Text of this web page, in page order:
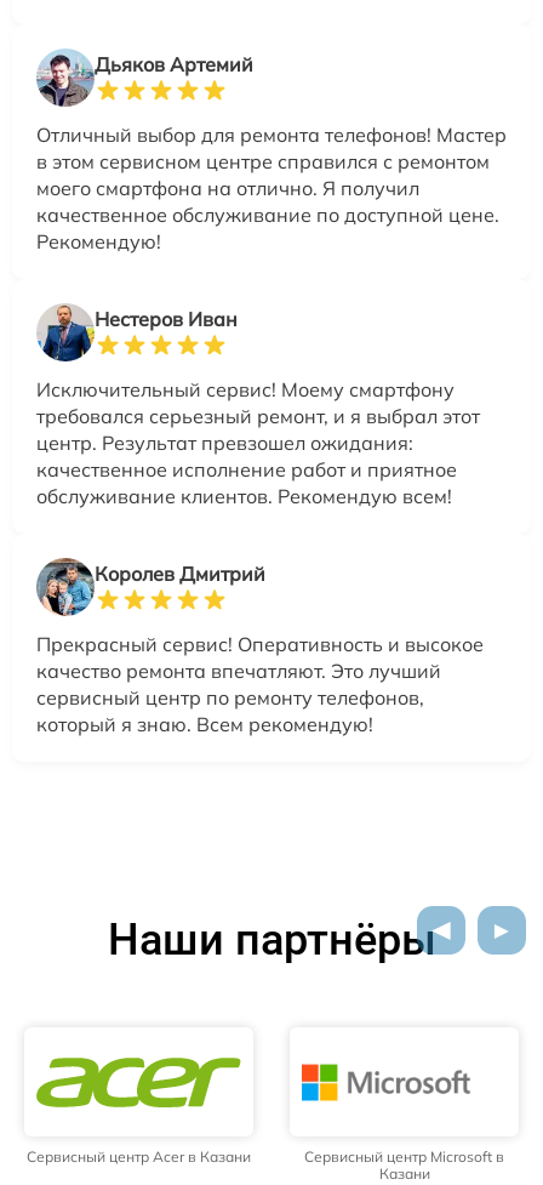
Дьяков Артемий
Отличный выбор для ремонта телефонов! Мастер
в этом сервисном центре справился с ремонтом
моего смартфона на отлично. Я получил
качественное обслуживание по доступной цене.
Рекомендую!
Нестеров Иван
Исключительный сервис! Моему смартфону
требовался серьезный ремонт, и я выбрал этот
центр. Результат превзошел ожидания:
качественное исполнение работ и приятное
обслуживание клиентов. Рекомендую всем!
Королев Дмитрий
Прекрасный сервис! Оперативность и высокое
качество ремонта впечатляют. Это лучший
сервисный центр по ремонту телефонов,
который я знаю. Всем рекомендую!
Наши партнёры
Сервисный центр Acer в Казани
Сервисный центр Microsoft в
Казани